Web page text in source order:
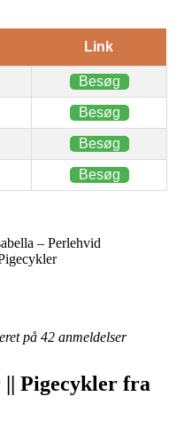
Link
Besøg
Besøg
Besøg
Besøg
– Perlehvid
på 42 anmeldelser
Pigecykler fra